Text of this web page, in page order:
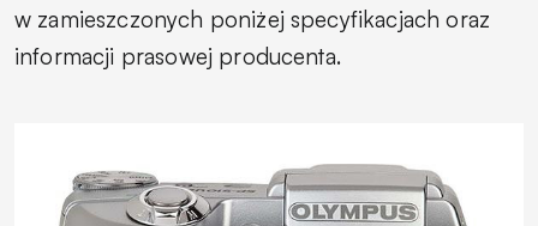
w zamieszczonych poniżej specyfikacjach oraz
informacji prasowej producenta.